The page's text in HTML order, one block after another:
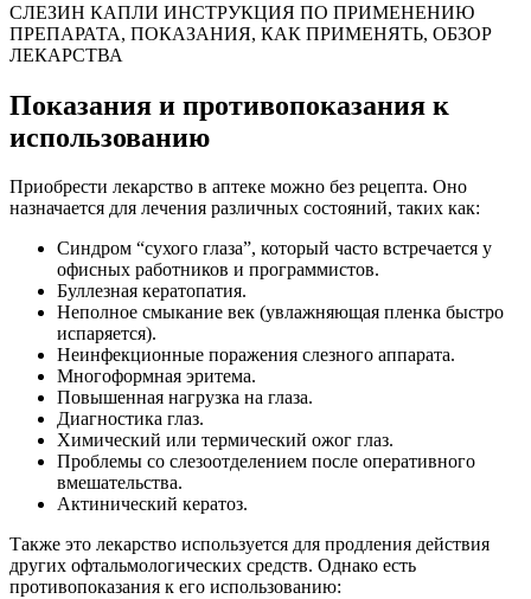
СЛЕЗИН КАПЛИ ИНСТРУКЦИЯ ПО ПРИМЕНЕНИЮ
ПРЕПАРАТА, ПОКАЗАНИЯ, КАК ПРИМЕНЯТЬ, ОБЗОР
ЛЕКАРСТВА
Показания и противопоказания к
использованию
Приобрести лекарство в аптеке можно без рецепта. Оно
назначается для лечения различных состояний, таких как:
Синдром “сухого глаза”, который часто встречается у
офисных работников и программистов.
Буллезная кератопатия.
Неполное смыкание век (увлажняющая пленка быстро
испаряется).
Неинфекционные поражения слезного аппарата.
Многоформная эритема.
Повышенная нагрузка на глаза.
Диагностика глаз.
Химический или термический ожог глаз.
Проблемы со слезоотделением после оперативного
вмешательства.
Актинический кератоз.
Также это лекарство используется для продления действия
других офтальмологических средств. Однако есть
противопоказания к его использованию: